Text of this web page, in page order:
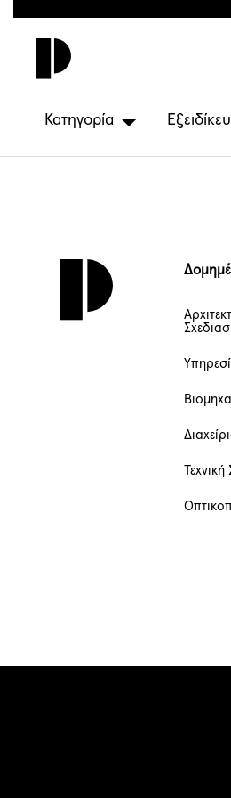
περιεχόμενοΚατηγορία
Τεχνική